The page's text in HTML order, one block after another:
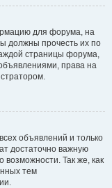
для форума, на
должны прочесть их по
страницы форума,
права на
объявлений и только
достаточно важную
Так же, как
тем